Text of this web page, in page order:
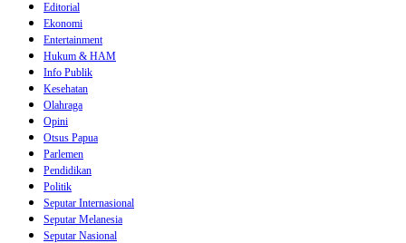
Editorial
Ekonomi
Entertainment
Hukum & HAM
Info Publik
Kesehatan
Olahraga
Opini
Otsus Papua
Parlemen
Pendidikan
Politik
Seputar Internasional
Seputar Melanesia
Seputar Nasional